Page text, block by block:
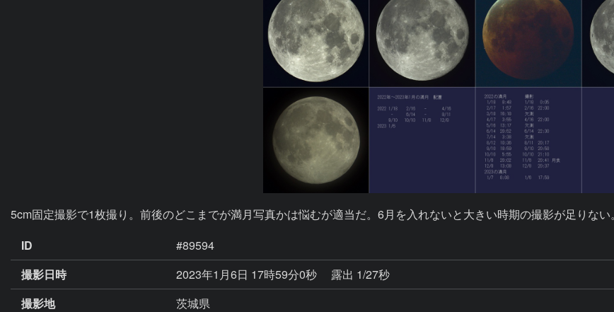
5cm固定撮影で1枚撮り。前後のどこまでが満月写真かは悩むが適当だ。6月を入れないと大きい時期の撮影が足りない
ID
#89594
撮影日時
2023年1月6日 17時59分0秒
露出 1/27秒
撮影地
茨城県